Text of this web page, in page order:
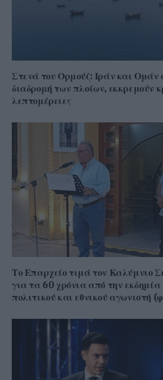
Στενά του Ορμούζ: Ιράν και
διαδρομή των πλοίων, εκκρεμούν
λεπτομέρειες
Το Επαρχείο τιμά τον Καλύμνιο
για τα 60 χρόνια από την εκδημία
πολιτικού και εθνικού αγωνιστή